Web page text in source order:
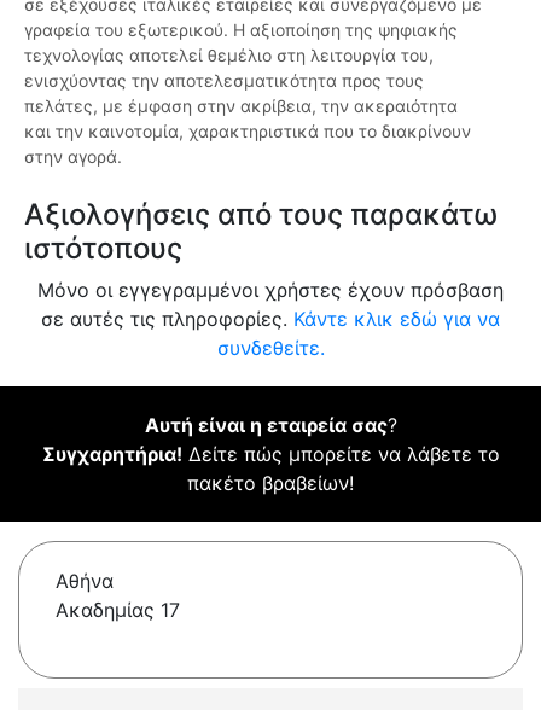
σε εξέχουσες ιταλικές εταιρείες και συνεργαζόμενο με
γραφεία του εξωτερικού. Η αξιοποίηση της ψηφιακής
τεχνολογίας αποτελεί θεμέλιο στη λειτουργία του,
ενισχύοντας την αποτελεσματικότητα προς τους
πελάτες, με έμφαση στην ακρίβεια, την ακεραιότητα
και την καινοτομία, χαρακτηριστικά που το διακρίνουν
στην αγορά.
Αξιολογήσεις από τους παρακάτω
ιστότοπους
Μόνο οι εγγεγραμμένοι χρήστες έχουν πρόσβαση
σε αυτές τις πληροφορίες. Κάντε κλικ εδώ για να
συνδεθείτε.
Αυτή είναι η εταιρεία σας?
Συγχαρητήρια! Δείτε πώς μπορείτε να λάβετε το
πακέτο βραβείων!
Αθήνα
Ακαδημίας 17